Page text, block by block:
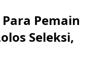
Pemain
Seleksi,